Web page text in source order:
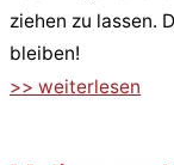
ziehen zu lassen.
bleiben!
>> weiterlesen